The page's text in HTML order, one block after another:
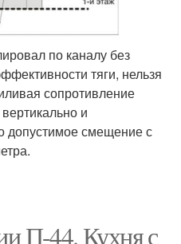
по каналу без
тяги, нельзя
сопротивление
и
допустимое смещение с
П-44. Кухня с